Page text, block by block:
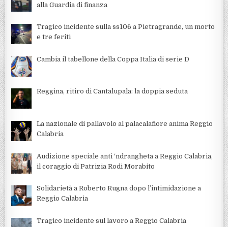
alla Guardia di finanza
Tragico incidente sulla ss106 a Pietragrande, un morto
e tre feriti
Cambia il tabellone della Coppa Italia di serie D
Reggina, ritiro di Cantalupala: la doppia seduta
La nazionale di pallavolo al palacalafiore anima Reggio
Calabria
Audizione speciale anti ‘ndrangheta a Reggio Calabria,
il coraggio di Patrizia Rodi Morabito
Solidarietà a Roberto Rugna dopo l’intimidazione a
Reggio Calabria
Tragico incidente sul lavoro a Reggio Calabria